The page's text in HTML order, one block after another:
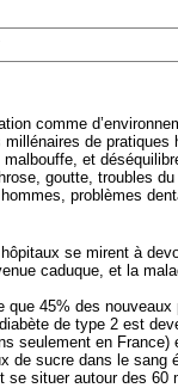
comme
millénaires de
et
goutte, troubles
problèmes
se mirent à
caduque, et la
que 45% des
de type 2 est
seulement en
de sucre dans le sang
se situer autour des 60